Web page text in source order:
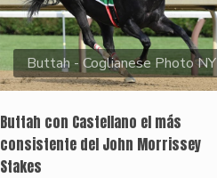
Buttah - Coglianese Photo NY
Buttah con Castellano el más
consistente del John Morrissey
Stakes